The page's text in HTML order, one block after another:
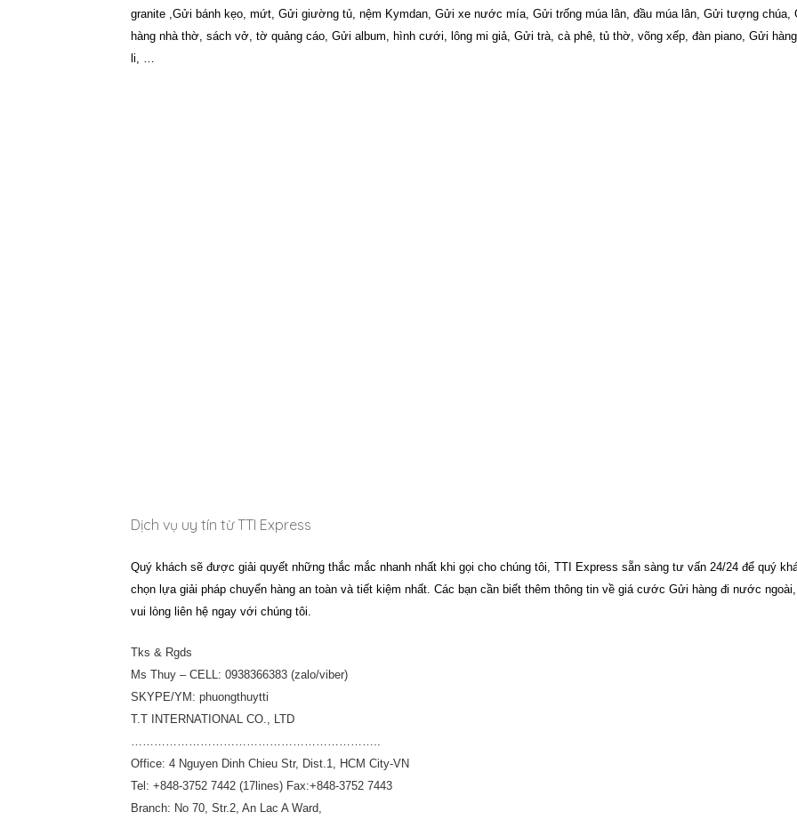
granite ,Gửi bánh kẹo, mứt, Gửi giường tủ, nệm Kymdan, Gửi xe nước mía, Gửi trống múa lân, đầu múa lân, Gửi tượng chúa,
hàng nhà thờ, sách vở, tờ quảng cáo, Gửi album, hình cưới, lông mi giả, Gửi trà, cà phê, tủ thờ, võng xếp, đàn piano, Gửi
li, …
Dịch vụ uy tín từ TTI Express
Quý khách sẽ được giải quyết những thắc mắc nhanh nhất khi gọi cho chúng tôi, TTI Express sẵn sàng tư vấn 24/24 để quý
chọn lựa giải pháp chuyển hàng an toàn và tiết kiệm nhất. Các bạn cần biết thêm thông tin về giá cước Gửi hàng đi nước
vui lòng liên hệ ngay với chúng tôi.
Tks & Rgds
Ms Thuy – CELL: 0938366383 (zalo/viber)
SKYPE/YM: phuongthuytti
T.T INTERNATIONAL CO., LTD
Office: 4 Nguyen Dinh Chieu Str, Dist.1, HCM City-VN
Tel: +848-3752 7442 (17lines) Fax:+848-3752 7443
Branch: No 70, Str.2, An Lac A Ward,